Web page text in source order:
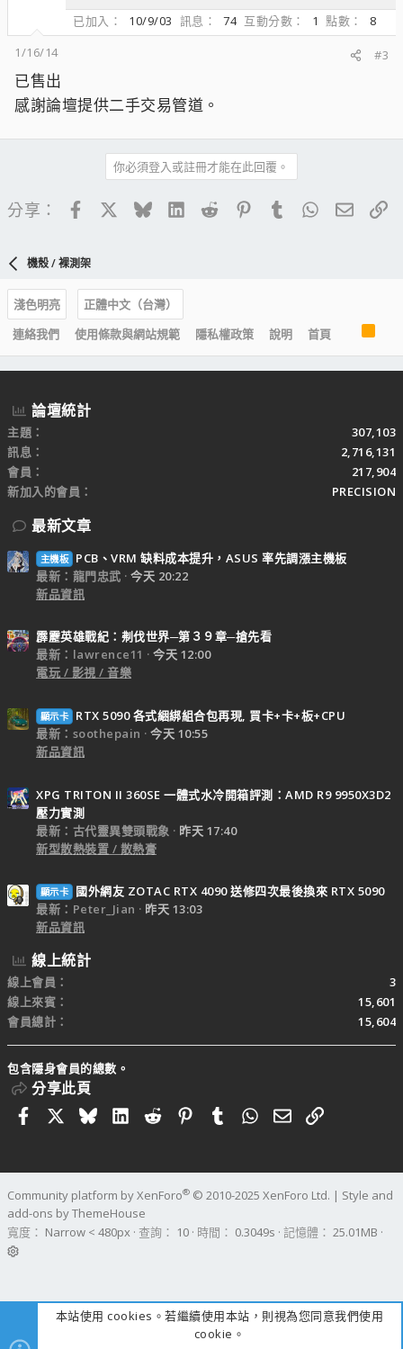
已加入
10/9/03 訊息 74 互動分數 1 點數
8
1/16/14
#3
已售出
感謝論壇提供二手交易管道。
你必須登入或註冊才能在此回覆。
分享： FacebookBlueskyLinkedIn
Reddit PinterestTumblrWhatsApp
電子
機殼 / 裸測架
淺色明亮
正體中文（台灣）
連絡我們
使用條款與網站規範 隱私權政策 說明 首頁
S
論壇統計
主題
307,103
訊息
2,716,131
會員
217,904
新加入的會員
PRECISION
最新文章
主機板
PCB、VRM 缺料成本提升，ASUS 率先調漲主機板
最新：龍門忠武
今天 20:22
新品資訊
霹靂英雄戰紀：刜伐世界─第３９章─搶先看
最新：lawrence11
今天 12:00
電玩 / 影視 / 音樂
顯示卡
RTX 5090 各式綑綁組合包再現, 買卡+卡+板+CPU
最新：soothepain
今天 10:55
新品資訊
XPG TRITON II 360SE 一體式水冷開箱評測：AMD R9 9950X3D2
壓力實測
最新：古代靈異雙頭戰象
昨天 17:40
新型散熱裝置 / 散熱膏
顯示卡
國外網友 ZOTAC RTX 4090 送修四次最後換來 RTX 5090
最新：Peter_Jian
昨天 13:03
新品資訊
線上統計
線上會員
3
線上來賓
15,601
會員總計
15,604
包含隱身會員的總數。
分享此頁
FacebookBlueskyLinkedIn
RedditPinterestTumblrWhatsApp
電子郵件
連結
Community platform by XenForo® © 2010-2025 XenForo Ltd. | Style and
add-ons by ThemeHouse
寬度
查詢 10 時間 0.3049s 記憶體 25.01MB
本站使用 cookies。若繼續使用本站，則視為您同意我們使用
cookie。